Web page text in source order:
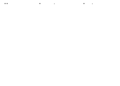
and nut on ends to
connection, enhancing the
maintaining grease